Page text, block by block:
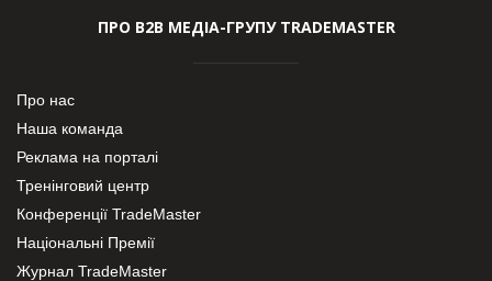
ПРО В2В МЕДІА-ГРУПУ TRADEMASTER
Про нас
Наша команда
Реклама на порталі
Тренінговий центр
Конференції TradeMaster
Національні Премії
Журнал TradeMaster